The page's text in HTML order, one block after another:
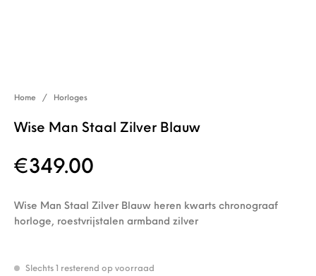
Home / Horloges
Wise Man Staal Zilver Blauw
€349.00
Wise Man Staal Zilver Blauw heren kwarts chronograaf
horloge, roestvrijstalen armband zilver
Slechts 1 resterend op voorraad